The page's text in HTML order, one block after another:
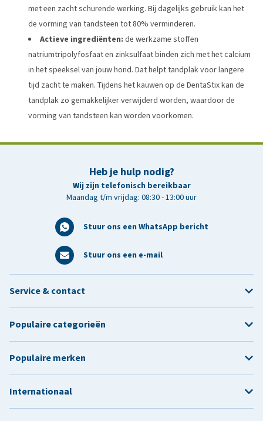
met een zacht schurende werking. Bij dagelijks gebruik kan het
de vorming van tandsteen tot 80% verminderen.
Actieve ingrediënten: de werkzame stoffen
natriumtripolyfosfaat en zinksulfaat binden zich met het calcium
in het speeksel van jouw hond. Dat helpt tandplak voor langere
tijd zacht te maken. Tijdens het kauwen op de DentaStix kan de
tandplak zo gemakkelijker verwijderd worden, waardoor de
vorming van tandsteen kan worden voorkomen.
Heb je hulp nodig?
Wij zijn telefonisch bereikbaar
Maandag t/m vrijdag: 08:30 - 13:00 uur
Stuur ons een WhatsApp bericht
Stuur ons een e-mail
Service & contact
Populaire categorieën
Populaire merken
Internationaal